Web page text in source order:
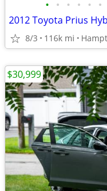
• • • • • •
8/3 116k mi
$30,999